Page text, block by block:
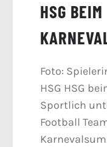
HSG
Foto:
HSG HSG
Sportlich
Football